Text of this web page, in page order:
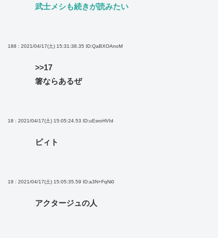
武士メシも続きが読みたい
188 : 2021/04/17(土) 15:31:38.35 ID:QaBXOAnoM
>>17
箸ならあるぜ
18 : 2021/04/17(土) 15:05:24.53 ID:uEsroHVId
ビィト
19 : 2021/04/17(土) 15:05:35.59 ID:a3N+FqNi0
アクタージュの人